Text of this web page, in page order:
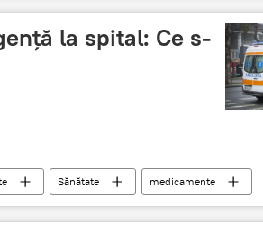
la spital: Ce s-
Sănătate
medicamente